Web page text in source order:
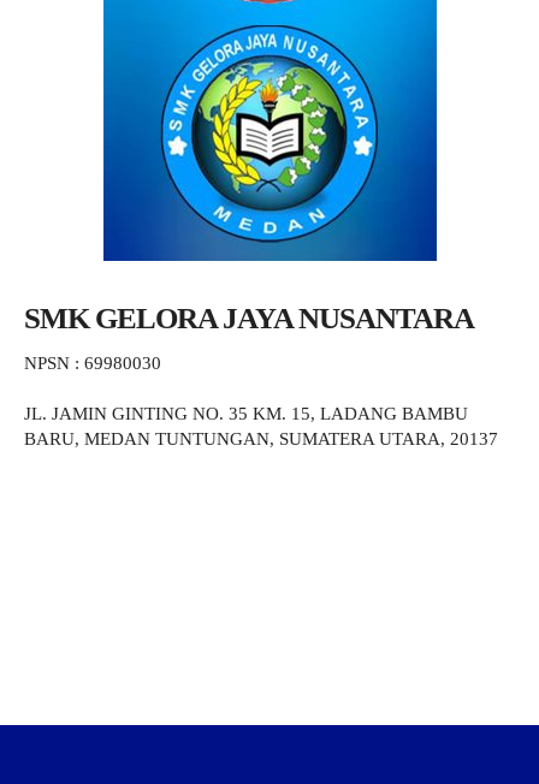
SMK GELORA JAYA NUSANTARA
NPSN : 69980030
JL. JAMIN GINTING NO. 35 KM. 15, LADANG BAMBU
BARU, MEDAN TUNTUNGAN, SUMATERA UTARA, 20137